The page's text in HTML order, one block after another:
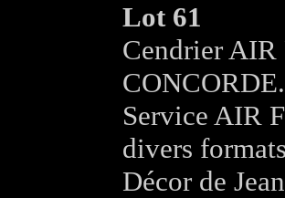
Lot 61
Cendrier
CONCORDE.
Service AIR
divers
Décor de